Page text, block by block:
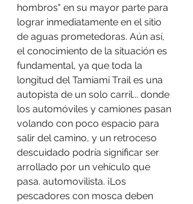
hombros" en su mayor parte para
lograr inmediatamente en el sitio
de aguas prometedoras. Aún así,
el conocimiento de la situación es
fundamental, ya que toda la
longitud del Tamiami Trail es una
autopista de un solo carril... donde
los automóviles y camiones pasan
volando con poco espacio para
salir del camino, y un retroceso
descuidado podría significar ser
arrollado por un vehículo que
pasa. automovilista. ¡Los
pescadores con mosca deben